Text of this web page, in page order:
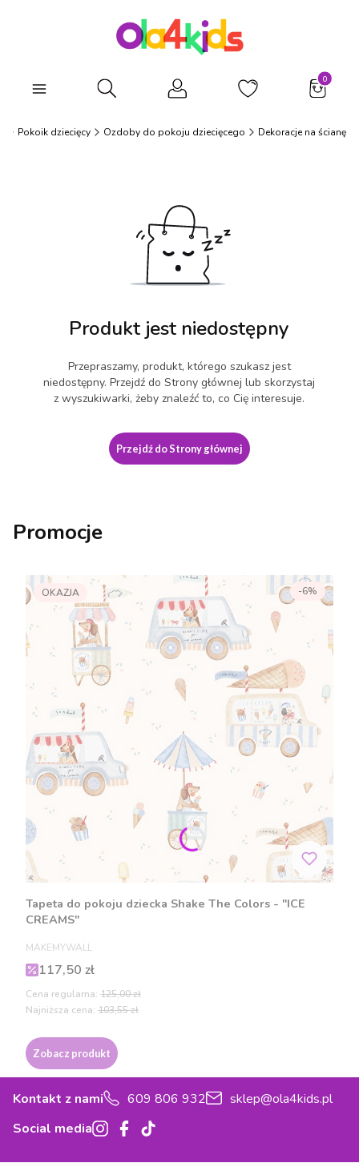
Otwórz wyszukiwarkę
Pokoik dziecięcy Ozdoby do pokoju dziecięcego Dekoracje na ścianę
Produkt jest niedostępny
Przepraszamy, produkt, którego szukasz jest
niedostępny. Przejdź do Strony głównej lub skorzystaj
z wyszukiwarki, żeby znaleźć to, co Cię interesuje.
Przejdź do Strony głównej
Promocje
OKAZJA
Tapeta do pokoju dziecka Shake The Colors - "ICE
CREAMS"
PRODUCENT
MAKEMYWALL
Cena promocyjna
117,50 zł
Cena regularna: 125,00 zł
-6%
Najniższa cena: 103,55 zł
Zobacz produkt
Kontakt z nami 609 806 932
sklep@ola4kids.pl
Social media